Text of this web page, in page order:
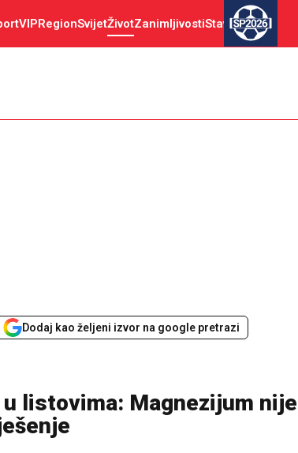
VIPRegionSvijetŽivotZanimljivostiStav SP2026
Dodaj kao željeni izvor na google pretrazi
listovima: Magnezijum nije